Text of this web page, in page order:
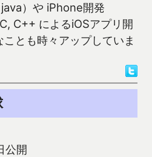
）や iPhone開発
C++ によるiOSアプリ開
とも時々アップしていま
公開